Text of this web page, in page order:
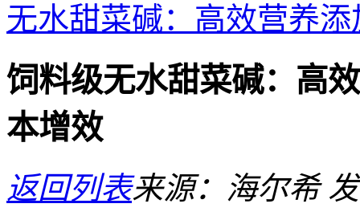
无水甜菜碱：高效营养
饲料级无水甜菜碱：高
本增效
返回列表来源：海尔希